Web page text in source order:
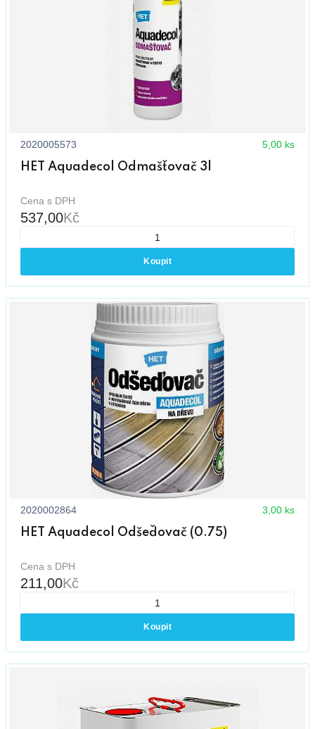
2020005573 5,00 ks
HET Aquadecol Odmašťovač 3l
Cena s DPH
537,00Kč
Koupit
2020002864 3,00 ks
HET Aquadecol Odšeďovač (0.75)
Cena s DPH
211,00Kč
Koupit